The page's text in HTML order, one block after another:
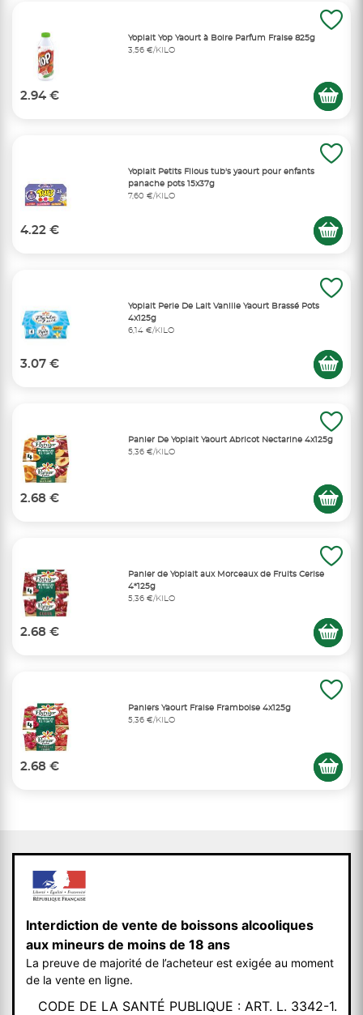
Yoplait Yop Yaourt à Boire Parfum Fraise 825g
3,56 €/KILO
2.94 €
Yoplait Petits Filous tub's yaourt pour enfants
panache pots 15x37g
7,60 €/KILO
4.22 €
Yoplait Perle De Lait Vanille Yaourt Brassé Pots
4x125g
6,14 €/KILO
3.07 €
Panier De Yoplait Yaourt Abricot Nectarine 4x125g
5,36 €/KILO
2.68 €
Panier de Yoplait aux Morceaux de Fruits Cerise
4*125g
5,36 €/KILO
2.68 €
Paniers Yaourt Fraise Framboise 4x125g
5,36 €/KILO
2.68 €
Interdiction de vente de boissons alcooliques
aux mineurs de moins de 18 ans
La preuve de majorité de l’acheteur est exigée au moment
de la vente en ligne.
CODE DE LA SANTÉ PUBLIQUE : ART. L. 3342-1.